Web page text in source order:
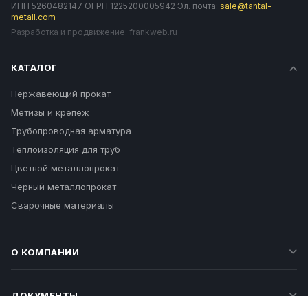
ИНН 5260482147 ОГРН 1225200005942 Эл. почта: sale@tantal-
metall.com
Разработка и продвижение: frankweb.ru
КАТАЛОГ
Нержавеющий прокат
Метизы и крепеж
Трубопроводная арматура
Теплоизоляция для труб
Цветной металлопрокат
Черный металлопрокат
Сварочные материалы
О КОМПАНИИ